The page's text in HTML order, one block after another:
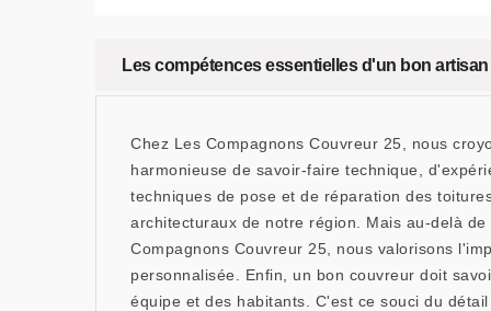
Les compétences essentielles d'un bon
Chez Les Compagnons Couvreur 25, nous
harmonieuse de savoir-faire technique,
techniques de pose et de réparation des
architecturaux de notre région. Mais au-delà
Compagnons Couvreur 25, nous valorisons
personnalisée. Enfin, un bon couvreur doit
équipe et des habitants. C'est ce souci du